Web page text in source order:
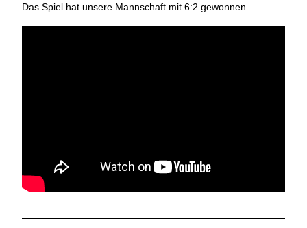
Das Spiel hat unsere Mannschaft mit 6:2 gewonnen